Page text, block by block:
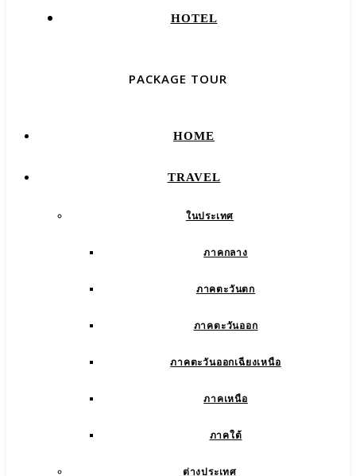
HOTEL
PACKAGE TOUR
HOME
TRAVEL
ในประเทศ
ภาคกลาง
ภาคตะวันตก
ภาคตะวันออก
ภาคตะวันออกเฉียงเหนือ
ภาคเหนือ
ภาคใต้
ต่างประเทศ